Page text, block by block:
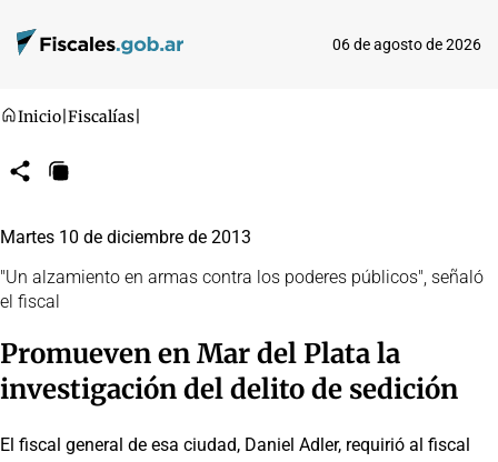
06 de agosto de 2026
Inicio Fiscalías
CompartirCopiar
Martes 10 de diciembre de 2013
"Un alzamiento en armas contra los poderes públicos", señaló
el fiscal
Promueven en Mar del Plata la
investigación del delito de sedición
El fiscal general de esa ciudad, Daniel Adler, requirió al fiscal